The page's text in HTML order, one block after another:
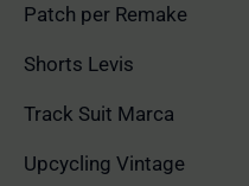
Patch per Remake
Shorts Levis
Track Suit Marca
Upcycling Vintage